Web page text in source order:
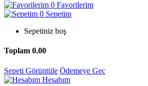
0 Favorilerim
0 Sepetim
Sepetiniz boş
Toplam 0.00
Sepeti Görüntüle Ödemeye Geç
Hesabım